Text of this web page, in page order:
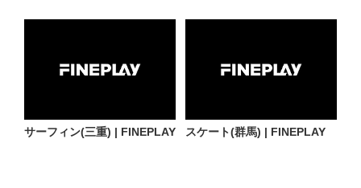
サーフィン(三重) | FINEPLAY スケート(群馬) | FINEPLAY